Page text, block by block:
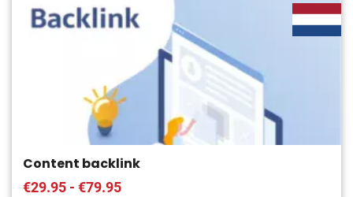
Content backlink
€29.95 - €79.95